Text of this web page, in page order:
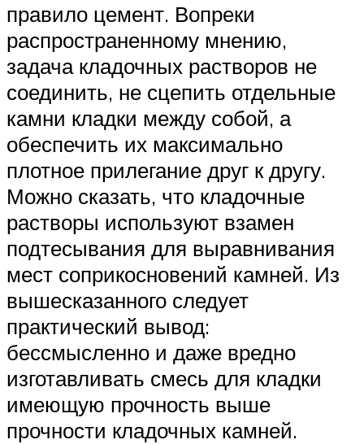
правило цемент. Вопреки
распространенному мнению,
задача кладочных растворов не
соединить, не сцепить отдельные
камни кладки между собой, а
обеспечить их максимально
плотное прилегание друг к другу.
Можно сказать, что кладочные
растворы используют взамен
подтесывания для выравнивания
мест соприкосновений камней. Из
вышесказанного следует
практический вывод:
бессмысленно и даже вредно
изготавливать смесь для кладки
имеющую прочность выше
прочности кладочных камней.